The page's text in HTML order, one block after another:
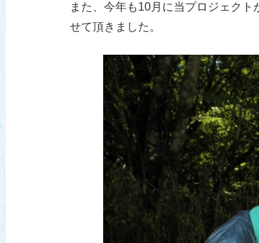
また、今年も10月に当プロジェク
せて頂きました。